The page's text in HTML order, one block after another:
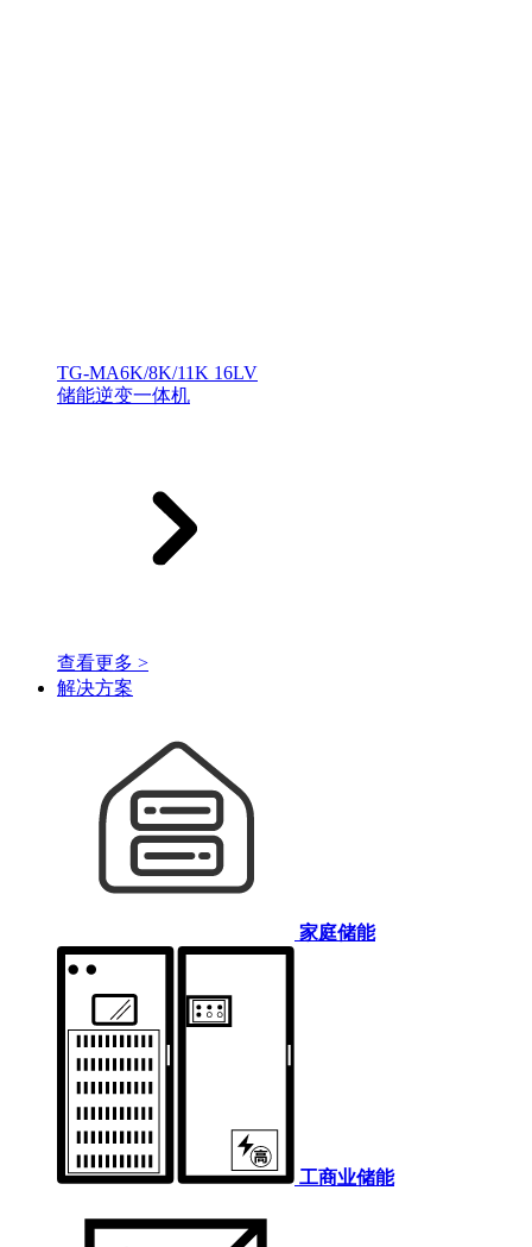
TG-MA6K/8K/11K 16LV
储能逆变一体机
查看更多 >
解决方案
家庭储能
工商业储能